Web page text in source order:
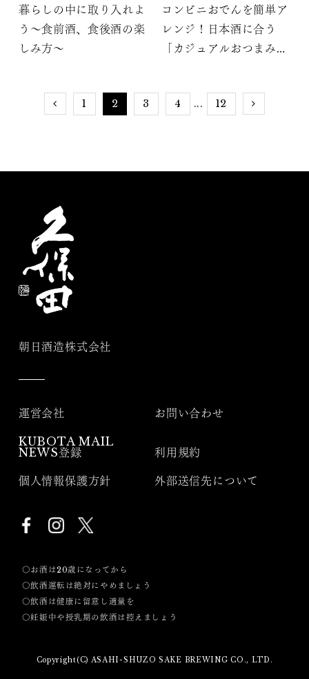
暮らしの中に取り入れよ
う〜食前酒、食後酒の楽
しみ方〜
コンビニおでんを簡単ア
レンジ！日本酒に合う
「カジュアルおつまみ3
1 2 3 4 ... 12
朝日酒造株式会社
運営会社 お問い合わせ
KUBOTA MAIL
NEWS登録
利用規約
個人情報保護方針 外部送信先について
〇お酒は20歳になってから
〇飲酒運転は絶対にやめましょう
〇飲酒は健康に留意し適量を
〇妊娠中や授乳期の飲酒は控えましょう
Copyright(C) ASAHI-SHUZO SAKE BREWING CO., LTD.